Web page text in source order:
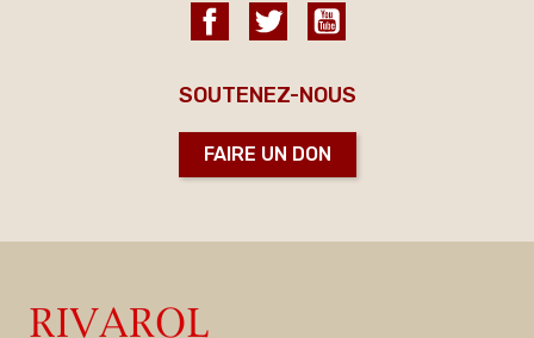
FacebookTwitter
SOUTENEZ-NOUS
FAIRE UN DON